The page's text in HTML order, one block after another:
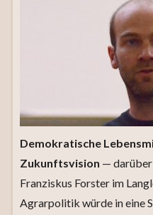
Demokratische
Zukunftsvision —
Franziskus Forster im
Agrarpolitik würde in eine